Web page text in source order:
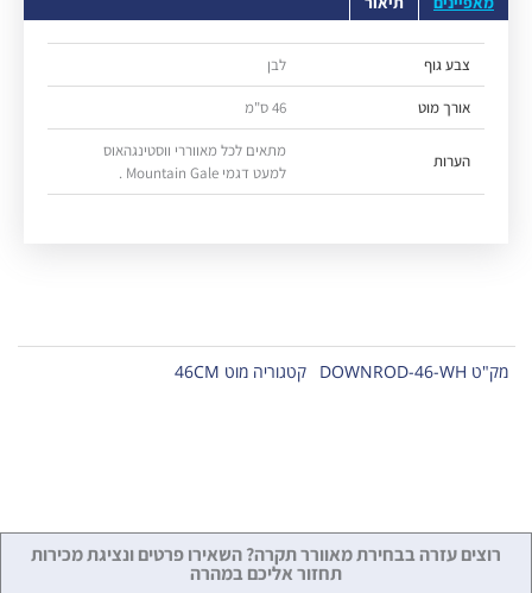
צבע גוף לבן
אורך מוט 46 ס"מ
הערות
מתאים לכל מאווררי ווסטינגהאוס
למעט דגמי Mountain Gale .
מק"ט DOWNROD-46-WH קטגוריה מוט 46CM
רוצים עזרה בבחירת מאוורר תקרה? השאירו פרטים ונציגת מכירות
תחזור אליכם במהרה